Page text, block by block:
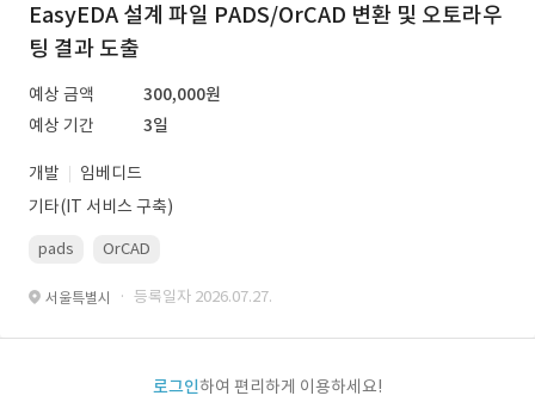
EasyEDA 설계 파일 PADS/OrCAD 변환 및 오토라우
팅 결과 도출
예상 금액
300,000원
예상 기간
3일
개발
임베디드
기타(IT 서비스 구축)
pads OrCAD
서울특별시 · 등록일자 2026.07.27.
로그인하여 편리하게 이용하세요!